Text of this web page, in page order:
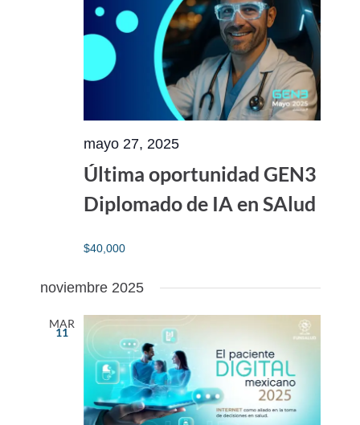
mayo 27, 2025
Última oportunidad GEN3
Diplomado de IA en SAlud
$40,000
noviembre 2025
MAR
11